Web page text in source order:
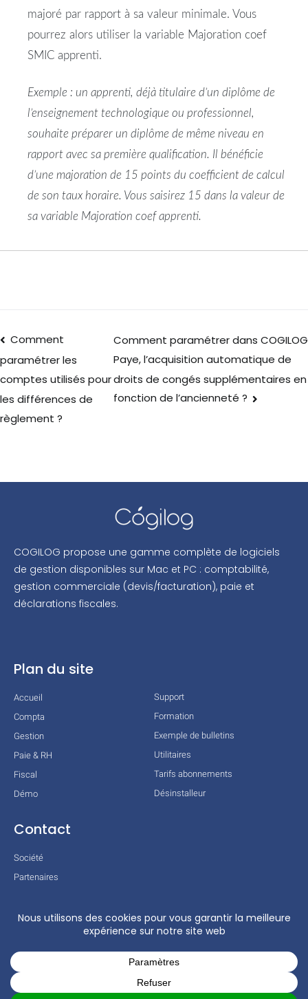
majoré par rapport à sa valeur minimale. Vous
pourrez alors utiliser la variable Majoration coef
SMIC apprenti.
Exemple : un apprenti, déjà titulaire d’un diplôme de
l’enseignement technologique ou professionnel,
souhaite préparer un diplôme de même niveau en
rapport avec sa première qualification. Il bénéficie
d’une majoration de 15 points du coefficient de calcul
de son taux horaire. Vous saisirez 15 dans la valeur de
sa variable Majoration coef apprenti.
Comment
paramétrer les
comptes utilisés pour
les différences de
règlement ?
Comment paramétrer dans COGILOG
Paye, l’acquisition automatique de
droits de congés supplémentaires en
fonction de l’ancienneté ?
COGILOG propose une gamme complète de logiciels
de gestion disponibles sur Mac et PC : comptabilité,
gestion commerciale (devis/facturation), paie et
déclarations fiscales.
Plan du site
Accueil
Compta
Gestion
Paie & RH
Fiscal
Démo
Support
Formation
Exemple de bulletins
Utilitaires
Tarifs abonnements
Désinstalleur
Contact
Société
Partenaires
Mentions légales
Conditions générales
Actualités
COPYRIGHT © 2026 TOUS DROITS RÉSERVÉS – COGILOG – 3 RUE DES